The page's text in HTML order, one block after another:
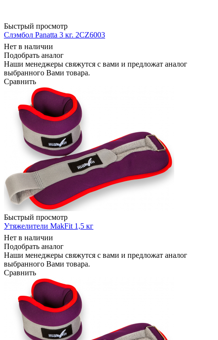
Быстрый просмотр
Слэмбол Panatta 3 кг. 2CZ6003
Нет в наличии
Подобрать аналог
Наши менеджеры свяжутся с вами и предложат аналог
выбранного Вами товара.
Сравнить
Быстрый просмотр
Утяжелители MakFit 1,5 кг
Нет в наличии
Подобрать аналог
Наши менеджеры свяжутся с вами и предложат аналог
выбранного Вами товара.
Сравнить